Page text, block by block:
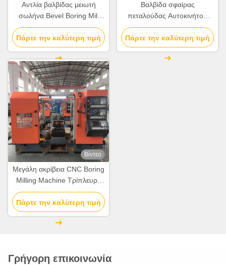
Αντλία βαλβίδας μειωτή
σωλήνα Bevel Boring Mill
Γύρισμα Cnc μηχανή
Στρογγυλομηχανή
Πάρτε την καλύτερη τιμή
Βαλβίδα σφαίρας
πεταλούδας Αυτοκινήτου
πίσω άξονας Boring Milling
Turning Machine / Mill Turn
Cnc
Πάρτε την καλύτερη τιμή
Βίντεο
Μεγάλη ακρίβεια CNC Boring
Milling Machine Τρίπλευρο
γύρισμα 7.7-15N.M Servo
Motor
Πάρτε την καλύτερη τιμή
Γρήγορη επικοινωνία